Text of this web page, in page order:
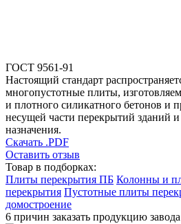
ГОСТ 9561-91
Настоящий стандарт
многопустотные плиты,
и плотного силикатного бетонов и
несущей части перекрытий зданий
назначения.
Скачать .PDF
Оставить отзыв
Товар в подборках:
Плиты перекрытия ПБ Колонны и
перекрытия Пустотные плиты
домостроение
6 причин заказать продукцию